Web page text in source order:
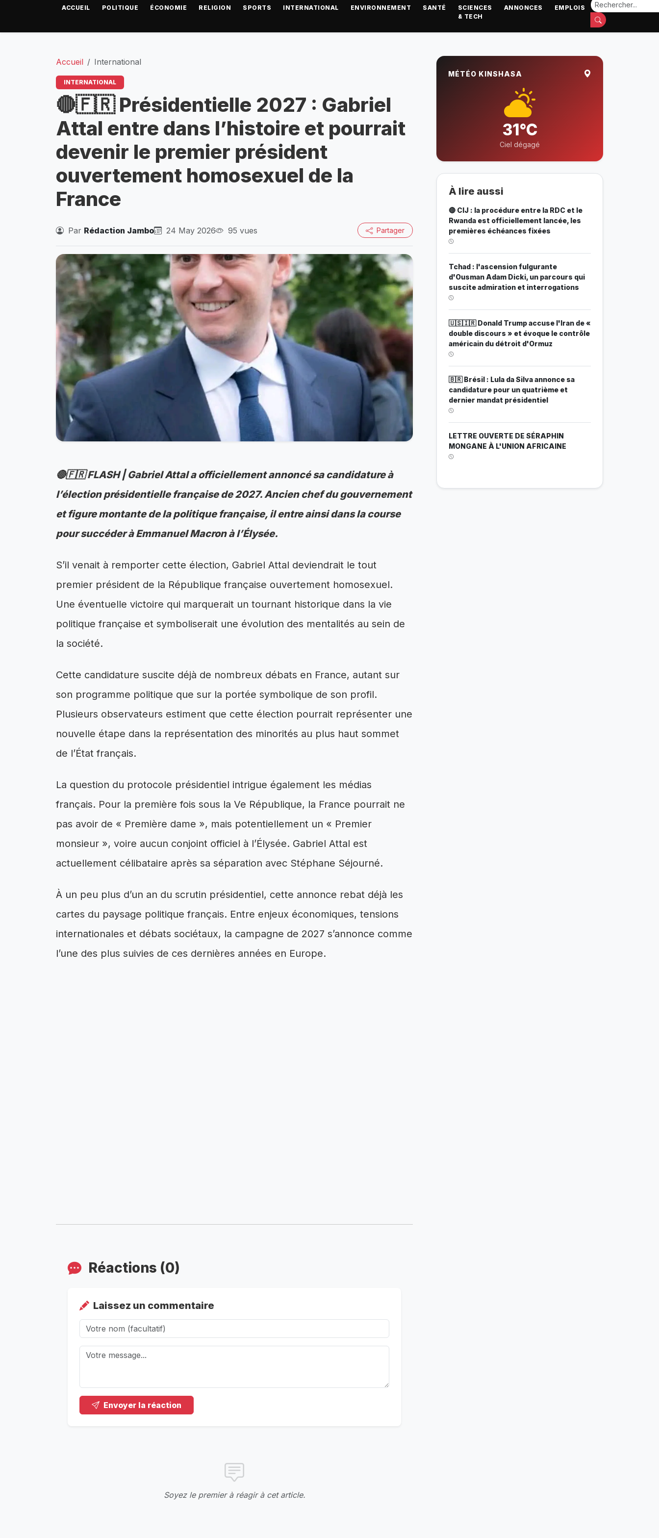
ACCUEIL POLITIQUE ÉCONOMIE RELIGION SPORTS INTERNATIONAL ENVIRONNEMENT SANTÉ
SCIENCES
& TECH
ANNONCES EMPLOIS
Accueil International
INTERNATIONAL
🔴🇫🇷 Présidentielle 2027 : Gabriel
Attal entre dans l’histoire et pourrait
devenir le premier président
ouvertement homosexuel de la
France
Par Rédaction Jambo 24 May 2026 95 vues Partager
🔴🇫🇷 FLASH | Gabriel Attal a officiellement annoncé sa candidature à
l’élection présidentielle française de 2027. Ancien chef du gouvernement
et figure montante de la politique française, il entre ainsi dans la course
pour succéder à Emmanuel Macron à l’Élysée.
S’il venait à remporter cette élection, Gabriel Attal deviendrait le tout
premier président de la République française ouvertement homosexuel.
Une éventuelle victoire qui marquerait un tournant historique dans la vie
politique française et symboliserait une évolution des mentalités au sein de
la société.
Cette candidature suscite déjà de nombreux débats en France, autant sur
son programme politique que sur la portée symbolique de son profil.
Plusieurs observateurs estiment que cette élection pourrait représenter une
nouvelle étape dans la représentation des minorités au plus haut sommet
de l’État français.
La question du protocole présidentiel intrigue également les médias
français. Pour la première fois sous la Ve République, la France pourrait ne
pas avoir de « Première dame », mais potentiellement un « Premier
monsieur », voire aucun conjoint officiel à l’Élysée. Gabriel Attal est
actuellement célibataire après sa séparation avec Stéphane Séjourné.
À un peu plus d’un an du scrutin présidentiel, cette annonce rebat déjà les
cartes du paysage politique français. Entre enjeux économiques, tensions
internationales et débats sociétaux, la campagne de 2027 s’annonce comme
l’une des plus suivies de ces dernières années en Europe.
Réactions (0)
Laissez un commentaire
Envoyer la réaction
Soyez le premier à réagir à cet article.
MÉTÉO KINSHASA
31°C
Ciel dégagé
À lire aussi
🔴 CIJ : la procédure entre la RDC et le
Rwanda est officiellement lancée, les
premières échéances fixées
Tchad : l'ascension fulgurante
d'Ousman Adam Dicki, un parcours qui
suscite admiration et interrogations
🇺🇸🇮🇷 Donald Trump accuse l'Iran de «
double discours » et évoque le contrôle
américain du détroit d'Ormuz
🇧🇷 Brésil : Lula da Silva annonce sa
candidature pour un quatrième et
dernier mandat présidentiel
LETTRE OUVERTE DE SÉRAPHIN
MONGANE À L'UNION AFRICAINE